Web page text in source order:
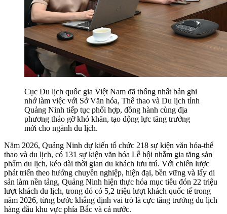
Cục Du lịch quốc gia Việt Nam đã thống nhất bản ghi
nhớ làm việc với Sở Văn hóa, Thể thao và Du lịch tỉnh
Quảng Ninh tiếp tục phối hợp, đồng hành cùng địa
phương tháo gỡ khó khăn, tạo động lực tăng trưởng
mới cho ngành du lịch.
Năm 2026, Quảng Ninh dự kiến tổ chức 218 sự kiện văn hóa-thể
thao và du lịch, có 131 sự kiện văn hóa Lễ hội nhằm gia tăng sản
phẩm du lịch, kéo dài thời gian du khách lưu trú. Với chiến lược
phát triển theo hướng chuyên nghiệp, hiện đại, bền vững và lấy di
sản làm nền tảng, Quảng Ninh hiện thực hóa mục tiêu đón 22 triệu
lượt khách du lịch, trong đó có 5,2 triệu lượt khách quốc tế trong
năm 2026, từng bước khẳng định vai trò là cực tăng trưởng du lịch
hàng đầu khu vực phía Bắc và cả nước.